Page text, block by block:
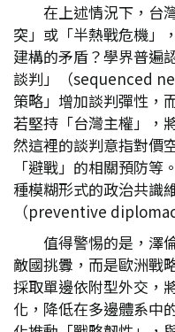
在上述情況下，台
突」或「半熱戰危機」
建構的矛盾？學界普遍
談判」（sequenced
策略」增加談判彈性，
若堅持「台灣主權」，
然這裡的談判意指對價
「避戰」的相關預防
種模糊形式的政治共識
（preventive
值得警惕的是，澤
敵國挑釁，而是歐洲戰
採取單邊依附型外交，
化，降低在多邊體系中